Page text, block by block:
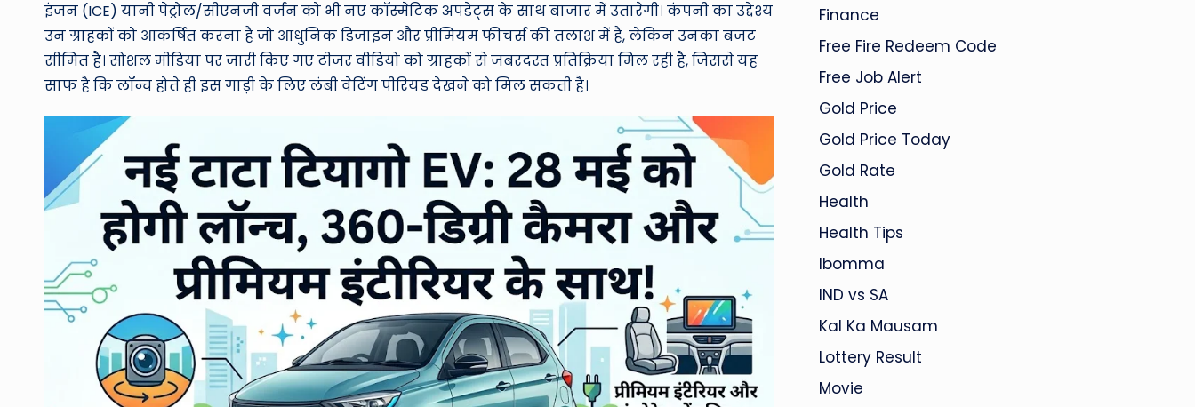
इंजन (ICE) यानी पेट्रोल/सीएनजी वर्जन को भी नए कॉस्मेटिक अपडेट्स के साथ बाजार में उतारेगी। कंपनी का उद्देश्य
उन ग्राहकों को आकर्षित करना है जो आधुनिक डिजाइन और प्रीमियम फीचर्स की तलाश में हैं, लेकिन उनका बजट
सीमित है। सोशल मीडिया पर जारी किए गए टीजर वीडियो को ग्राहकों से जबरदस्त प्रतिक्रिया मिल रही है, जिससे यह
साफ है कि लॉन्च होते ही इस गाड़ी के लिए लंबी वेटिंग पीरियड देखने को मिल सकती है।
Finance
Free Fire Redeem Code
Free Job Alert
Gold Price
Gold Price Today
Gold Rate
Health
Health Tips
Ibomma
IND vs SA
Kal Ka Mausam
Lottery Result
Movie